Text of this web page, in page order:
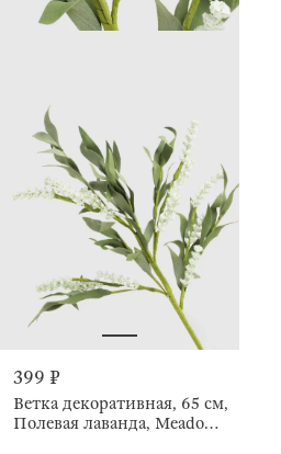
399 ₽
Ветка декоративная, 65 см,
Полевая лаванда, Meadow